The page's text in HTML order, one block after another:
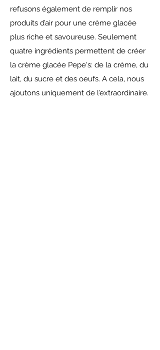
refusons également de remplir nos
produits d’air pour une crème glacée
plus riche et savoureuse. Seulement
quatre ingrédients permettent de créer
la crème glacée Pepe's: de la crème, du
lait, du sucre et des oeufs. A cela, nous
ajoutons uniquement de l’extraordinaire.